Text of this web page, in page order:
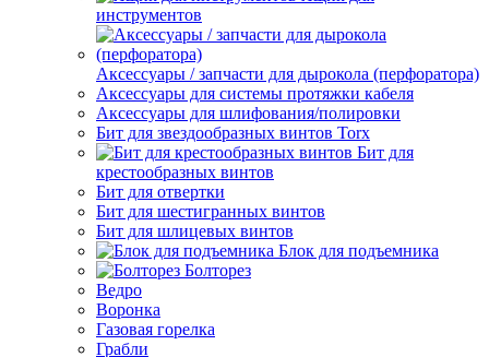
инструментов
Аксессуары / запчасти для дырокола (перфоратора)
Аксессуары для системы протяжки кабеля
Аксессуары для шлифования/полировки
Бит для звездообразных винтов Torx
Бит для
крестообразных винтов
Бит для отвертки
Бит для шестигранных винтов
Бит для шлицевых винтов
Блок для подъемника
Болторез
Ведро
Воронка
Газовая горелка
Грабли